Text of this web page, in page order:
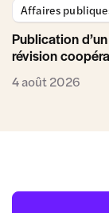
Affaires
Publication
révision
4 août 2026